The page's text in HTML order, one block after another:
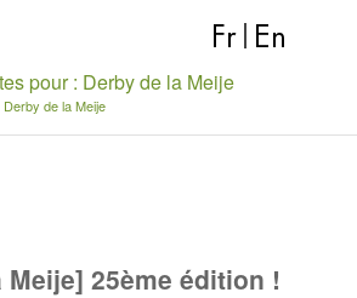
Fr En
pour : Derby de la Meije
Derby de la Meije
Meije] 25ème édition !